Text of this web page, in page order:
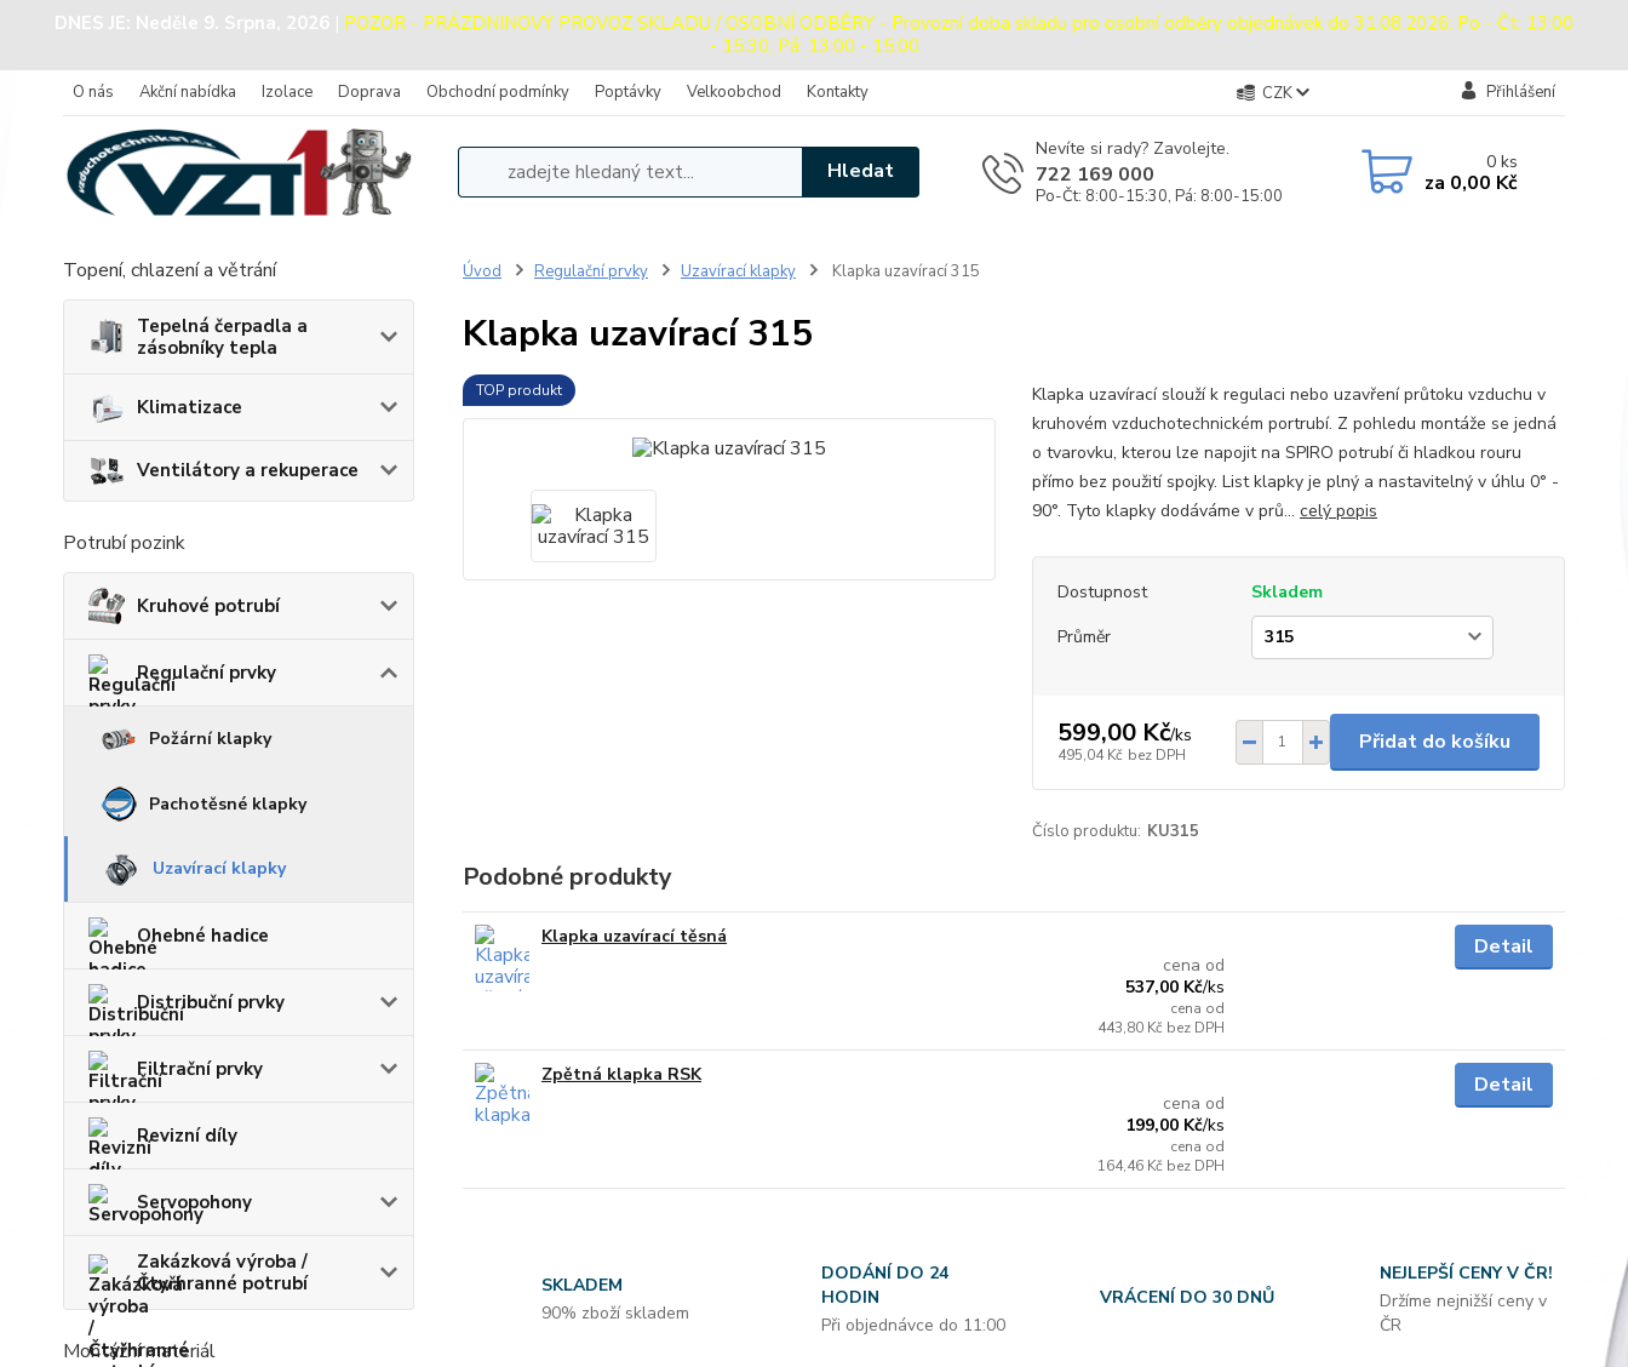
DNES JE: Neděle 9. Srpna, 2026 | POZOR - PRÁZDNINOVÝ PROVOZ SKLADU / OSOBNÍ ODBĚRY - Provozní doba skladu pro osobní odběry objednávek do 31.08.2026: Po - Čt: 13:00
- 15:30, Pá: 13:00 - 15:00
O nás Akční nabídka Izolace Doprava Obchodní podmínky Poptávky Velkoobchod Kontakty CZK Přihlášení
Hledat
Nevíte si rady? Zavolejte.
722 169 000
Po-Čt: 8:00-15:30, Pá: 8:00-15:00
0ks
za 0,00 Kč
Topení, chlazení a větrání
Tepelná čerpadla a
zásobníky tepla
Klimatizace
Ventilátory a rekuperace
Potrubí pozink
Kruhové potrubí
Regulační prvky
Požární klapky
Pachotěsné klapky
Uzavírací klapky
Ohebné hadice
Distribuční prvky
Filtrační prvky
Revizní díly
Servopohony
Zakázková výroba /
Čtyřhranné potrubí
Montážní materiál
Úvod Regulační prvky Uzavírací klapky Klapka uzavírací 315
Klapka uzavírací 315
TOP produkt
Klapka uzavírací slouží k regulaci nebo uzavření průtoku vzduchu v
kruhovém vzduchotechnickém portrubí. Z pohledu montáže se jedná
o tvarovku, kterou lze napojit na SPIRO potrubí či hladkou rouru
přímo bez použití spojky. List klapky je plný a nastavitelný v úhlu 0° -
90°. Tyto klapky dodáváme v prů... celý popis
Dostupnost
Skladem
Průměr
599,00 Kč/ks
495,04 Kč bez DPH
Přidat do košíku
Číslo produktu: KU315
Podobné produkty
Klapka uzavírací těsná
cena od
537,00 Kč/ks
cena od
443,80 Kč bez DPH
Detail
Zpětná klapka RSK
cena od
199,00 Kč/ks
cena od
164,46 Kč bez DPH
Detail
SKLADEM
90% zboží skladem
DODÁNÍ DO 24
HODIN
Při objednávce do 11:00
VRÁCENÍ DO 30 DNŮ
NEJLEPŠÍ CENY V ČR!
Držíme nejnižší ceny v
ČR